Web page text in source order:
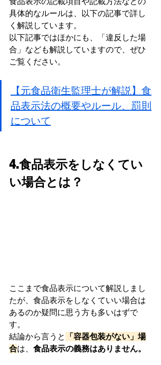
具体的なルールは、以下の記事で詳し
く解説しています。
以下記事ではほかにも、「違反した場
合」なども解説していますので、ぜひ
ご覧ください。
【元食品衛生監理士が解説】食
品表示法の概要やルール、罰則
について
4.食品表示をしなくてい
い場合とは？
ここまで食品表示について解説しまし
たが、食品表示をしなくていい場合は
あるのか疑問に思う方も多いはずで
す。
結論から言うと
「容器包装がない」場
合は、 食品表示の義務はありません。